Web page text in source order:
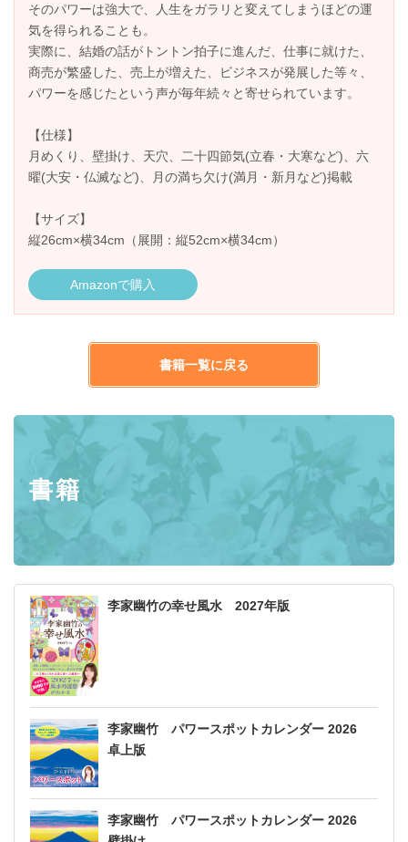
そのパワーは強大で、人生をガラリと変えてしまうほどの運
気を得られることも。
実際に、結婚の話がトントン拍子に進んだ、仕事に就けた、
商売が繁盛した、売上が増えた、ビジネスが発展した等々、
パワーを感じたという声が毎年続々と寄せられています。
【仕様】
月めくり、壁掛け、天穴、二十四節気(立春・大寒など)、六
曜(大安・仏滅など)、月の満ち欠け(満月・新月など)掲載
【サイズ】
縦26cm×横34cm（展開：縦52cm×横34cm）
Amazonで購入
書籍一覧に戻る
書籍
李家幽竹の幸せ風水 2027年版
李家幽竹 パワースポットカレンダー 2026
卓上版
李家幽竹 パワースポットカレンダー 2026